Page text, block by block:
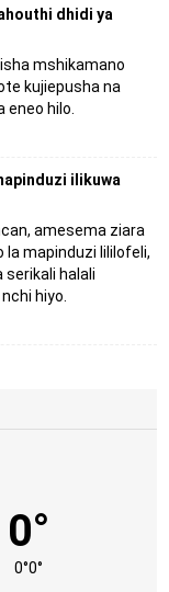
dhidi ya
mshikamano
kujiepusha na
eneo hilo.
ilikuwa
amesema ziara
la mapinduzi lililofeli,
serikali halali
hiyo.
0°
0°0°